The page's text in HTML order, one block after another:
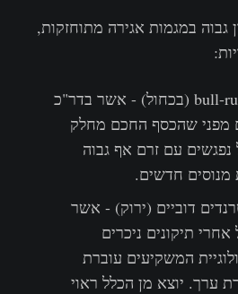
גבוה במגמות אגירה מתוחזקות,
ניקוד גבוה במהלך bull-run (בכחול) - אשר בדר"כ
מפני שהכסף החכם מחלק
עם זרם אף גבוה
מנוסים חדשים.
דוביים (ירוק) - אשר
תיקונים ניכרים
המשקיעים עוברת
ערך. יוצא מן הכלל ראוי